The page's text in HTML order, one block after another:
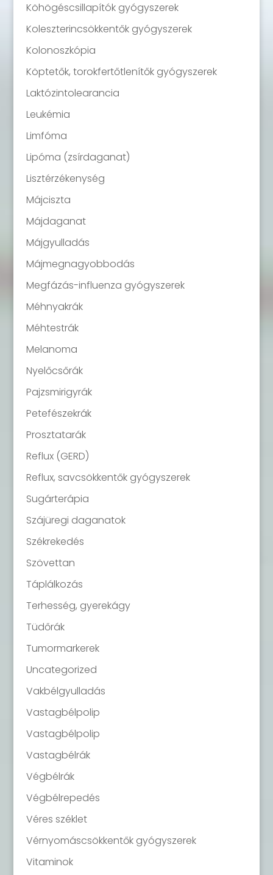
Köhögéscsillapítók gyógyszerek
Koleszterincsökkentők gyógyszerek
Kolonoszkópia
Köptetők, torokfertőtlenítők gyógyszerek
Laktózintolearancia
Leukémia
Limfóma
Lipóma (zsírdaganat)
Lisztérzékenység
Májciszta
Májdaganat
Májgyulladás
Májmegnagyobbodás
Megfázás-influenza gyógyszerek
Méhnyakrák
Méhtestrák
Melanoma
Nyelőcsőrák
Pajzsmirigyrák
Petefészekrák
Prosztatarák
Reflux (GERD)
Reflux, savcsökkentők gyógyszerek
Sugárterápia
Szájüregi daganatok
Székrekedés
Szövettan
Táplálkozás
Terhesség, gyerekágy
Tüdőrák
Tumormarkerek
Uncategorized
Vakbélgyulladás
Vastagbélpolip
Vastagbélpolip
Vastagbélrák
Végbélrák
Végbélrepedés
Véres széklet
Vérnyomáscsökkentők gyógyszerek
Vitaminok